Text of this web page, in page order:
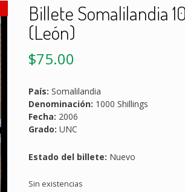
Billete Somalilandia
(León)
$75.00
País: Somalilandia
Denominación: 1000 Shillings
Fecha: 2006
Grado: UNC
Estado del billete: Nuevo
Sin existencias